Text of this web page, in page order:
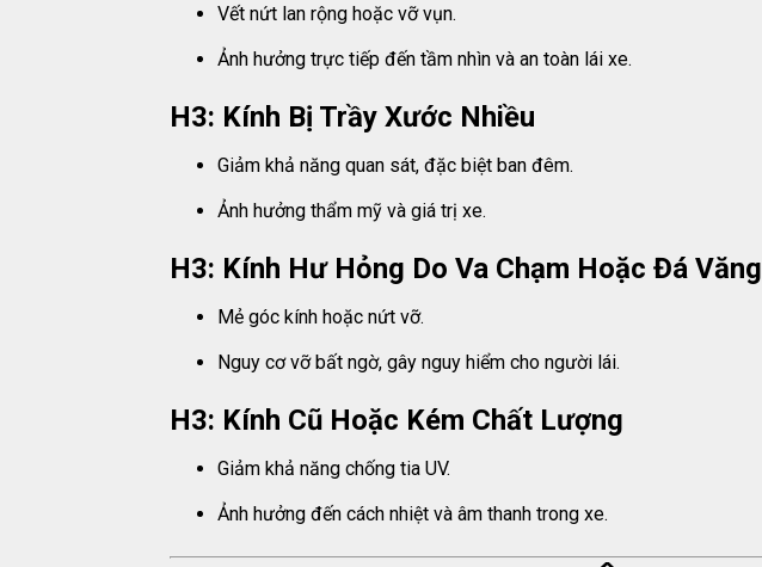
Vết nứt lan rộng hoặc vỡ vụn.
Ảnh hưởng trực tiếp đến tầm nhìn và an toàn lái xe.
H3: Kính Bị Trầy Xước Nhiều
Giảm khả năng quan sát, đặc biệt ban đêm.
Ảnh hưởng thẩm mỹ và giá trị xe.
H3: Kính Hư Hỏng Do Va Chạm Hoặc Đá Văng
Mẻ góc kính hoặc nứt vỡ.
Nguy cơ vỡ bất ngờ, gây nguy hiểm cho người lái.
H3: Kính Cũ Hoặc Kém Chất Lượng
Giảm khả năng chống tia UV.
Ảnh hưởng đến cách nhiệt và âm thanh trong xe.